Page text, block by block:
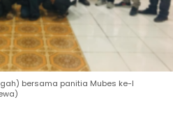
bersama panitia Mubes ke-I